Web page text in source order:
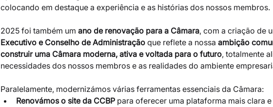
colocando em destaque a experiência e as histórias dos nossos membros.
2025 foi também um ano de renovação para a Câmara, com a criação de
Executivo e Conselho de Administração que reflete a nossa ambição
construir uma Câmara moderna, ativa e voltada para o futuro, totalmente
necessidades dos nossos membros e as realidades do ambiente
Paralelamente, modernizámos várias ferramentas essenciais da Câmara:
Renovámos o site da CCBP para oferecer uma plataforma mais clara